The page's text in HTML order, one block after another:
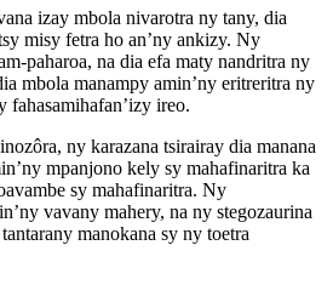
izay mbola nivarotra ny tany, dia
misy fetra ho an’ny ankizy. Ny
paharoa, na dia efa maty nandritra ny
mbola manampy amin’ny eritreritra ny
fahasamihafan’izy ireo.
ny karazana tsirairay dia manana
mpanjono kely sy mahafinaritra ka
sy mahafinaritra. Ny
vavany mahery, na ny stegozaurina
manokana sy ny toetra